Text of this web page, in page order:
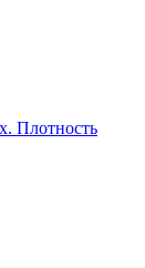
Плотность